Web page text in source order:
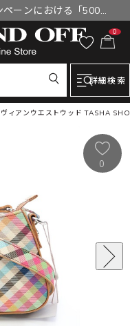
ーンにおける「500円
補填について
0
詳細検索
ヴィアンウエストウッド TASHA
0